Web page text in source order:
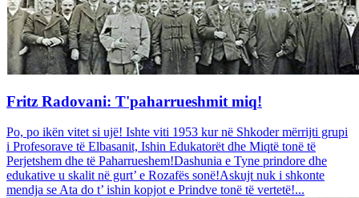
Fritz Radovani: T'paharrueshmit miq!
Po, po ikën vitet si ujë! Ishte viti 1953 kur në Shkoder mërrijti grupi
i Profesorave të Elbasanit, Ishin Edukatorët dhe Miqtë tonë të
Perjetshem dhe të Paharrueshem!Dashunia e Tyne prindore dhe
edukative u skalit në gurt’ e Rozafës sonë!Askujt nuk i shkonte
mendja se Ata do t’ ishin kopjot e Prindve tonë të vertetë!...